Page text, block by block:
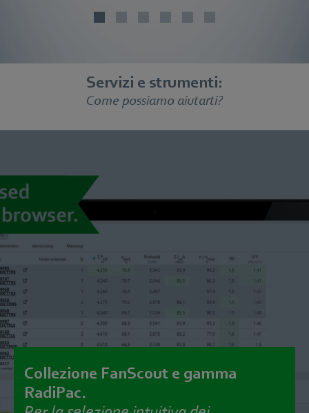
Servizi e strumenti:
Come possiamo aiutarti?
Collezione FanScout e gamma
RadiPac.